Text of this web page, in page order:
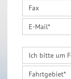
Fax
E-Mail*
Ich bitte um
Fahrtgebiet*